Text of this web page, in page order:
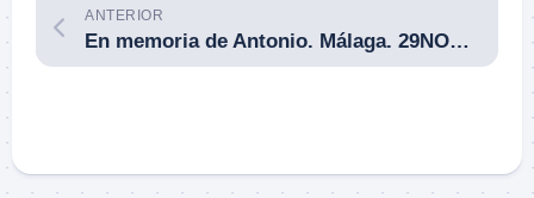
ANTERIOR
En memoria de Antonio. Málaga. 29NOV15.